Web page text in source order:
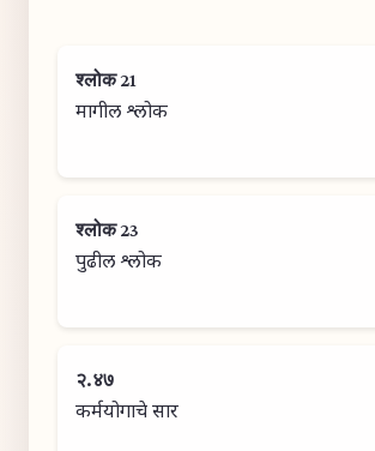
श्लोक 21
मागील श्लोक
श्लोक 23
पुढील श्लोक
२.४७
कर्मयोगाचे सार